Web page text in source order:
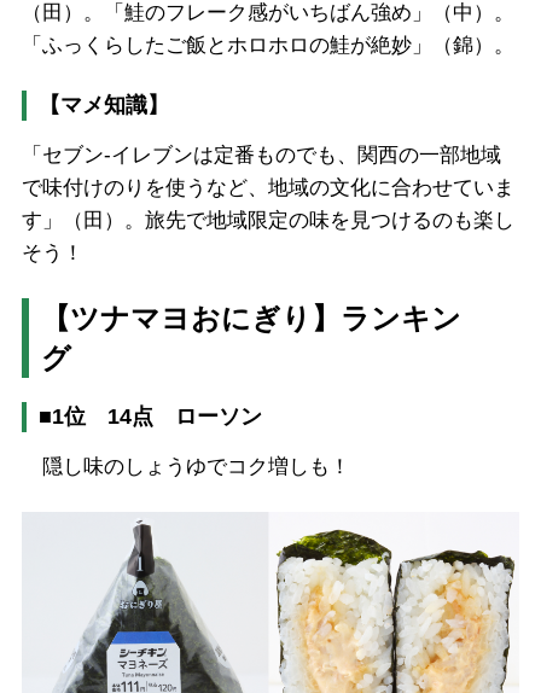
（田）。「鮭のフレーク感がいちばん強め」（中）。
「ふっくらしたご飯とホロホロの鮭が絶妙」（錦）。
【マメ知識】
「セブン-イレブンは定番ものでも、関西の一部地域
で味付けのりを使うなど、地域の文化に合わせていま
す」（田）。旅先で地域限定の味を見つけるのも楽し
そう！
【ツナマヨおにぎり】ランキン
グ
■1位 14点 ローソン
隠し味のしょうゆでコク増しも！